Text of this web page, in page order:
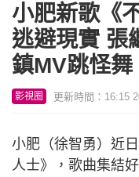
小肥新歌《
逃避現實 張
鎮MV跳怪舞
影視圈 更新時間：16:15
小肥（徐智勇）近
人士》，歌曲集結